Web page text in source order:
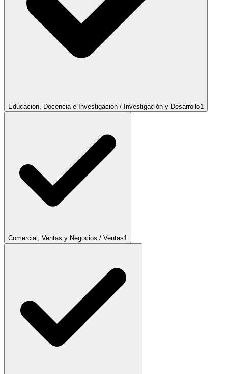
Educación, Docencia e Investigación / Investigación y Desarrollo1
Comercial, Ventas y Negocios / Ventas1